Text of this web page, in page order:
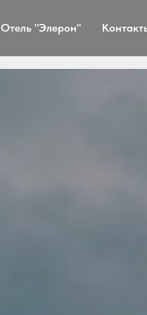
Отель "Элерон"